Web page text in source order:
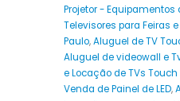
Projetor - Equipamentos
Televisores para Feiras
Paulo,Aluguel de TV
Aluguel de videowall e
e Locação de TVs Touch
Venda de Painel de LED,